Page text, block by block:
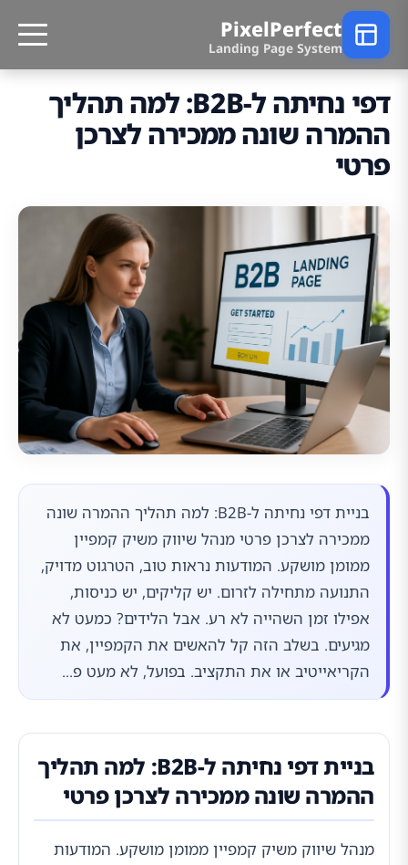
PixelPerfect
Landing Page System
דפי נחיתה ל-B2B: למה תהליך
ההמרה שונה ממכירה לצרכן
פרטי
בניית דפי נחיתה ל-B2B: למה תהליך ההמרה שונה
ממכירה לצרכן פרטי מנהל שיווק משיק קמפיין
ממומן מושקע. המודעות נראות טוב, הטרגוט מדויק,
התנועה מתחילה לזרום. יש קליקים, יש כניסות,
אפילו זמן השהייה לא רע. אבל הלידים? כמעט לא
מגיעים. בשלב הזה קל להאשים את הקמפיין, את
הקריאייטיב או את התקציב. בפועל, לא מעט פ...
בניית דפי נחיתה ל-B2B: למה תהליך
ההמרה שונה ממכירה לצרכן פרטי
מנהל שיווק משיק קמפיין ממומן מושקע. המודעות